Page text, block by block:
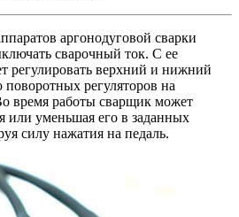
аргонодуговой сварки
сварочный ток. С ее
регулировать верхний и нижний
регуляторов на
время работы сварщик может
или уменьшая его в заданных
силу нажатия на педаль.